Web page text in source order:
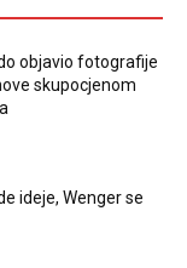
objavio fotografije
skupocjenom
ideje, Wenger se